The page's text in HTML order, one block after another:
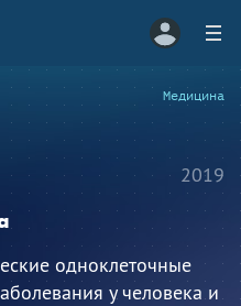
Медицина
одноклеточные
у человека и
2019